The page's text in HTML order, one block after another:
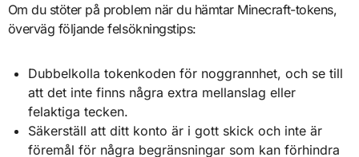
Om du stöter på problem när du hämtar Minecraft-tokens,
överväg följande felsökningstips:
Dubbelkolla tokenkoden för noggrannhet, och se till
att det inte finns några extra mellanslag eller
felaktiga tecken.
Säkerställ att ditt konto är i gott skick och inte är
föremål för några begränsningar som kan förhindra